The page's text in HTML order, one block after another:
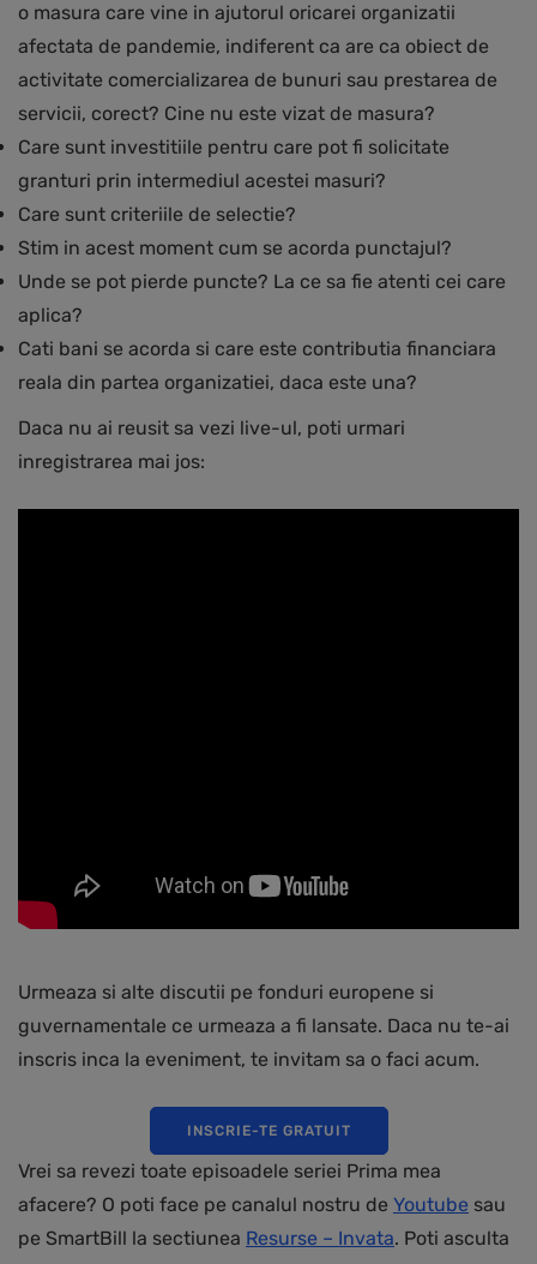
o masura care vine in ajutorul oricarei organizatii
afectata de pandemie, indiferent ca are ca obiect de
activitate comercializarea de bunuri sau prestarea de
servicii, corect? Cine nu este vizat de masura?
Care sunt investitiile pentru care pot fi solicitate
granturi prin intermediul acestei masuri?
Care sunt criteriile de selectie?
Stim in acest moment cum se acorda punctajul?
Unde se pot pierde puncte? La ce sa fie atenti cei care
aplica?
Cati bani se acorda si care este contributia financiara
reala din partea organizatiei, daca este una?
Daca nu ai reusit sa vezi live-ul, poti urmari
inregistrarea mai jos:
Urmeaza si alte discutii pe fonduri europene si
guvernamentale ce urmeaza a fi lansate. Daca nu te-ai
inscris inca la eveniment, te invitam sa o faci acum.
INSCRIE-TE GRATUIT
Vrei sa revezi toate episoadele seriei Prima mea
afacere? O poti face pe canalul nostru de Youtube sau
pe SmartBill la sectiunea Resurse – Invata. Poti asculta